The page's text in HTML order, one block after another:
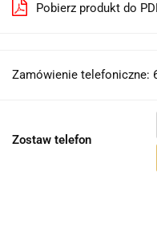
Pobierz produkt do
Zamówienie telefoniczne:
Zostaw telefon